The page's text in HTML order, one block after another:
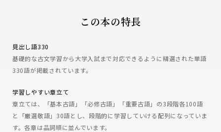
この本の特長
見出し語330
基礎的な古文学習から大学入試まで対応できるように精選された単語
330語が掲載されています。
学習しやすい章立て
章立ては、「基本古語」「必修古語」「重要古語」の3段階各100語
と「厳選敬語」30語とし、段階的に学習していける配列になっていま
す。各章は品詞順に並んでいます。